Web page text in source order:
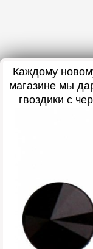
Каждому
магазине мы
гвоздики с